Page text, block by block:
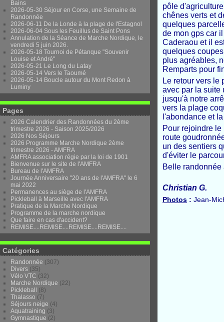
Bains
2026-05-30 Séjour en Corse, une Semaine de
Randonnée
2026-06-11 De la Londe à la plage de l'Estagnol
2026-06-04 Sous les Feuillus de Saint Pons
Annulation de la Séance de Marche Nordique, le
vendredi 5 juin 2026.
2026-05-18 Tournoi de Pétanque "Souvenir
Louise et André"
2026-05-21 Le Long du Latay
2026-05-14 Vers le Taoumé
2026-05-14 Boucle autour du Mont Redon à
Luminy
Pages
2026 Calendrier des Randonnées du 2ème
trimestre 2026 - Saison 2025/2026
2026 Nos Séjours
2026 Programme Marche Nordique 2ème
trimestre 2026 - AMFRA
AMFRA association régie par la loi de 1901
Bienvenue sur le site de l'AMFRA
Bureau de l'AMFRA
Journée Anniversaire "20 ans de l'AMFRA" le 6
mai 2022
Permanences au siège de l'AMFRA
Pickleball à Marseille avec l'AMFRA
Pratique de la Marche Nordique
Programme de la marche nordique
Que faire en cas d'accident?
REMISE....REMISE....REMISE....REMISE....
Catégories
Randonnée (307)
Divers (35)
Vélo VTC (32)
Marche Nordique (22)
Pickleball
(8)
Thalasso (7)
Séjours neige (4)
Aquatraining (3)
Gymnastique (2)
pôle
chênes verts et
quelques
de mon gps car
Caderaou et il
quelques
plus agréables,
Remparts pour
Le retour vers le
avec par la suite
jusqu'à notre
vers la plage
l'abondance et
Pour rejoindre
route
un des sentiers
d'éviter le
Belle
Christian G.
Photos : Jean-